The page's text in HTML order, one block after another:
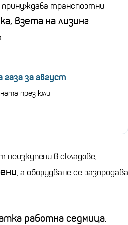
принуждава транспортни
взета на лизинг
за август
през юли
неизкупени в складове,
, а оборудване се разпродава
работна седмица.